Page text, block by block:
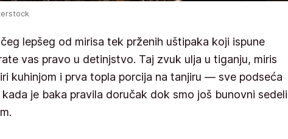
lepšeg od mirisa tek prženih uštipaka koji ispune
vas pravo u detinjstvo. Taj zvuk ulja u tiganju, miris
kuhinjom i prva topla porcija na tanjiru — sve podseća
kada je baka pravila doručak dok smo još bunovni sedeli